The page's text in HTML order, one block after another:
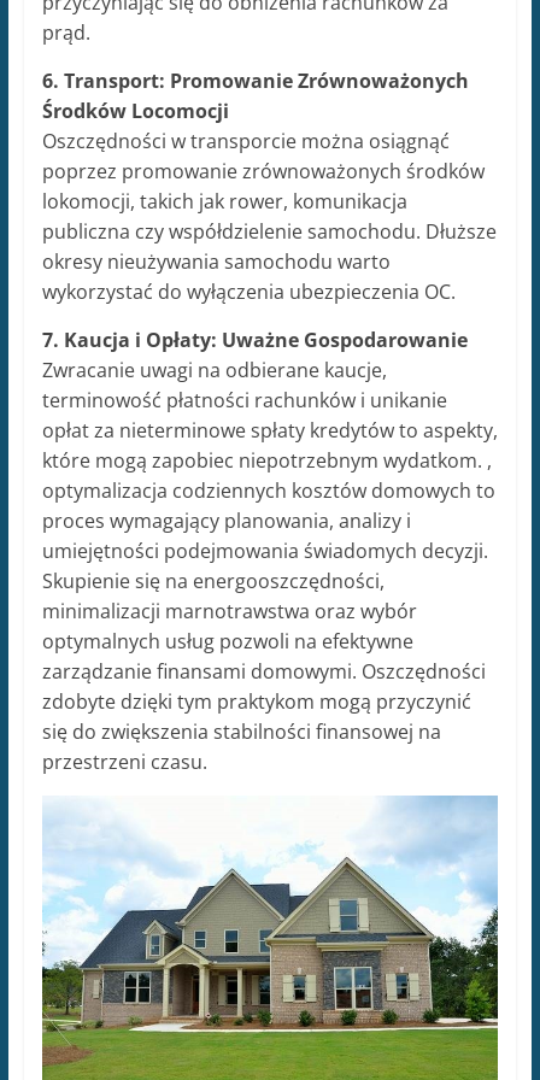
prąd.
6. Transport: Promowanie Zrównoważonych
Środków Locomocji
Oszczędności w transporcie można osiągnąć
poprzez promowanie zrównoważonych środków
lokomocji, takich jak rower, komunikacja
publiczna czy współdzielenie samochodu. Dłuższe
okresy nieużywania samochodu warto
wykorzystać do wyłączenia ubezpieczenia OC.
7. Kaucja i Opłaty: Uważne Gospodarowanie
Zwracanie uwagi na odbierane kaucje,
terminowość płatności rachunków i unikanie
opłat za nieterminowe spłaty kredytów to aspekty,
które mogą zapobiec niepotrzebnym wydatkom. ,
optymalizacja codziennych kosztów domowych to
proces wymagający planowania, analizy i
umiejętności podejmowania świadomych decyzji.
Skupienie się na energooszczędności,
minimalizacji marnotrawstwa oraz wybór
optymalnych usług pozwoli na efektywne
zarządzanie finansami domowymi. Oszczędności
zdobyte dzięki tym praktykom mogą przyczynić
się do zwiększenia stabilności finansowej na
przestrzeni czasu.